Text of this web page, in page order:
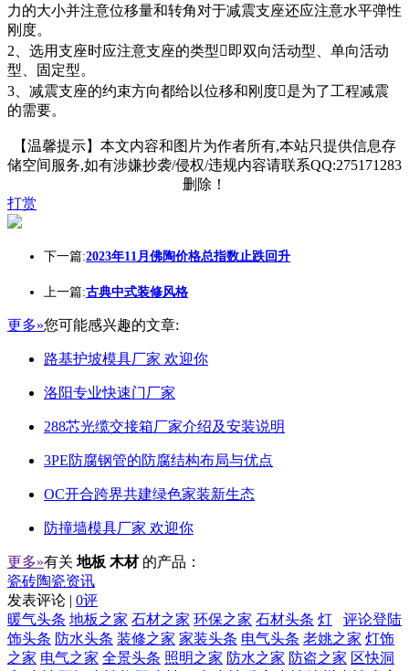
力的大小并注意位移量和转角对于减震支座还应注意水平弹性
刚度。
2、选用支座时应注意支座的类型即双向活动型、单向活动
型、固定型。
3、减震支座的约束方向都给以位移和刚度是为了工程减震
的需要。
【温馨提示】本文内容和图片为作者所有,本站只提供信息存
储空间服务,如有涉嫌抄袭/侵权/违规内容请联系QQ:275171283
删除！
打赏
下一篇:2023年11月佛陶价格总指数止跌回升
上一篇:古典中式装修风格
更多»您可能感兴趣的文章:
路基护坡模具厂家 欢迎你
洛阳专业快速门厂家
288芯光缆交接箱厂家介绍及安装说明
3PE防腐钢管的防腐结构布局与优点
OC开合跨界共建绿色家装新生态
防撞墙模具厂家 欢迎你
更多»有关 地板 木材 的产品：
瓷砖陶瓷资讯
发表评论 | 0评
评论登陆
暖气头条 地板之家 石材之家 环保之家 石材头条 灯
饰头条 防水头条 装修之家 家装头条 电气头条 老姚之家 灯饰
之家 电气之家 全景头条 照明之家 防水之家 防盗之家 区快洞